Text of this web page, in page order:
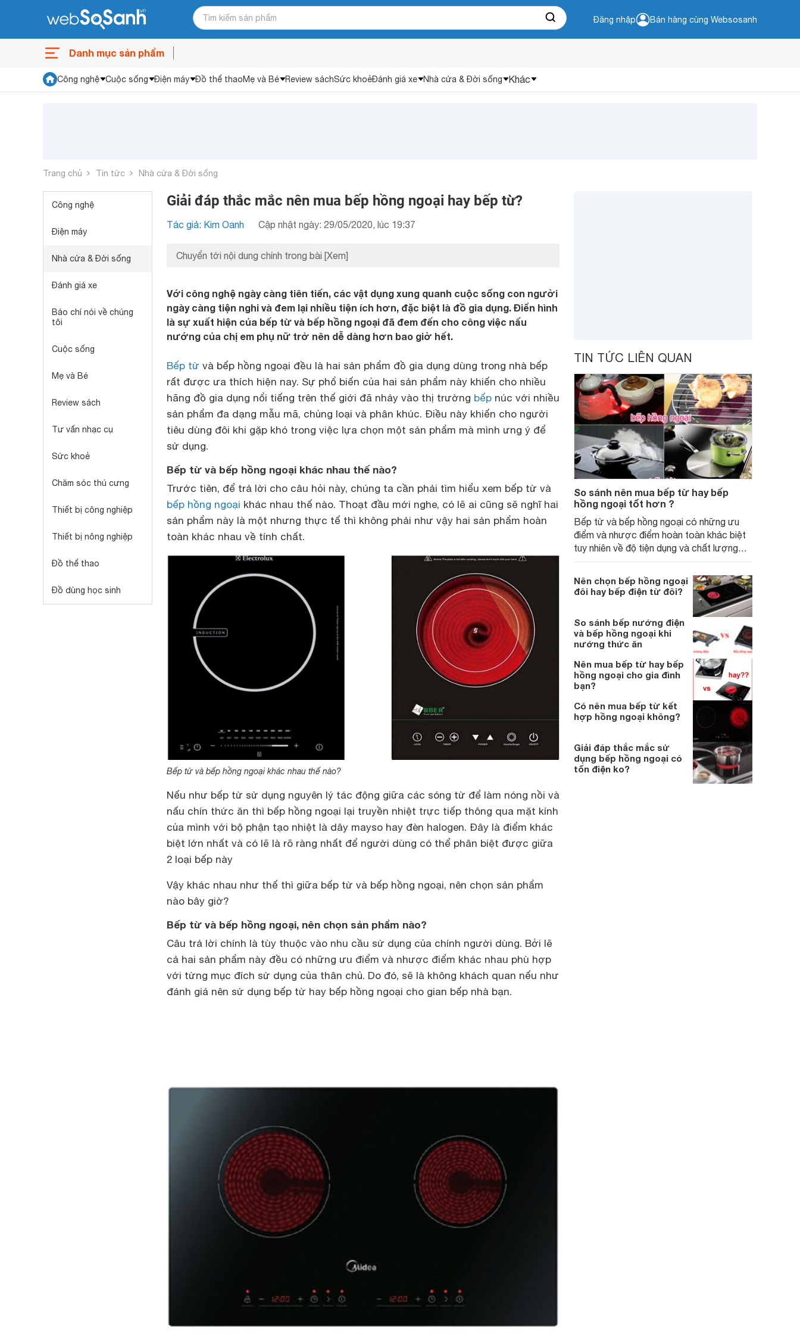
Đăng nhập Bán hàng cùng Websosanh
Danh mục sản phẩm
Công nghệ Cuộc sống Điện máy Đồ thể thaoMẹ và Bé Review sáchSức khoẻĐánh giá xe Nhà cửa & Đời sống Khác
Trang chủ Tin tức Nhà cửa & Đời sống
Công nghệ
Điện máy
Nhà cửa & Đời sống
Đánh giá xe
Báo chí nói về chúng
tôi
Cuộc sống
Mẹ và Bé
Review sách
Tư vấn nhạc cụ
Sức khoẻ
Chăm sóc thú cưng
Thiết bị công nghiệp
Thiết bị nông nghiệp
Đồ thể thao
Đồ dùng học sinh
Giải đáp thắc mắc nên mua bếp hồng ngoại hay bếp từ?
Tác giả: Kim Oanh Cập nhật ngày: 29/05/2020, lúc 19:37
Chuyển tới nội dung chính trong bài [Xem]
Với công nghệ ngày càng tiên tiến, các vật dụng xung quanh cuộc sống con người
ngày càng tiện nghi và đem lại nhiều tiện ích hơn, đặc biệt là đồ gia dụng. Điển hình
là sự xuất hiện của bếp từ và bếp hồng ngoại đã đem đến cho công việc nấu
nướng của chị em phụ nữ trở nên dễ dàng hơn bao giờ hết.
Bếp từ và bếp hồng ngoại đều là hai sản phẩm đồ gia dụng dùng trong nhà bếp
rất được ưa thích hiện nay. Sự phổ biến của hai sản phẩm này khiến cho nhiều
hãng đồ gia dụng nổi tiếng trên thế giới đã nhảy vào thị trường bếp núc với nhiều
sản phẩm đa dạng mẫu mã, chủng loại và phân khúc. Điều này khiến cho người
tiêu dùng đôi khi gặp khó trong việc lựa chọn một sản phẩm mà mình ưng ý để
sử dụng.
Bếp từ và bếp hồng ngoại khác nhau thế nào?
Trước tiên, để trả lời cho câu hỏi này, chúng ta cần phải tìm hiểu xem bếp từ và
bếp hồng ngoại khác nhau thế nào. Thoạt đầu mới nghe, có lẽ ai cũng sẽ nghĩ hai
sản phẩm này là một nhưng thực tế thì không phải như vậy hai sản phẩm hoàn
toàn khác nhau về tính chất.
Bếp từ và bếp hồng ngoại khác nhau thế nào?
Nếu như bếp từ sử dụng nguyên lý tác động giữa các sóng từ để làm nóng nồi và
nấu chín thức ăn thì bếp hồng ngoại lại truyền nhiệt trực tiếp thông qua mặt kính
của mình với bộ phận tạo nhiệt là dây mayso hay đèn halogen. Đây là điểm khác
biệt lớn nhất và có lẽ là rõ ràng nhất để người dùng có thể phân biệt được giữa
2 loại bếp này
Vậy khác nhau như thế thì giữa bếp từ và bếp hồng ngoại, nên chọn sản phẩm
nào bây giờ?
Bếp từ và bếp hồng ngoại, nên chọn sản phẩm nào?
Câu trả lời chính là tùy thuộc vào nhu cầu sử dụng của chính người dùng. Bởi lẽ
cả hai sản phẩm này đều có những ưu điểm và nhược điểm khác nhau phù hợp
với từng mục đích sử dụng của thân chủ. Do đó, sẽ là không khách quan nếu như
đánh giá nên sử dụng bếp từ hay bếp hồng ngoại cho gian bếp nhà bạn.
TIN TỨC LIÊN QUAN
So sánh nên mua bếp từ hay bếp
hồng ngoại tốt hơn ?
Bếp từ và bếp hồng ngoại có những ưu
điểm và nhược điểm hoàn toàn khác biệt
tuy nhiên về độ tiện dụng và chất lượng
không hề thua kém nhau giữa các sản
phẩm ngang giá, vậy nên chọn bếp từ hay
bếp hồng ngoại tốt hơn ?
Nên chọn bếp hồng ngoại
đôi hay bếp điện từ đôi?
So sánh bếp nướng điện
và bếp hồng ngoại khi
nướng thức ăn
Nên mua bếp từ hay bếp
hồng ngoại cho gia đình
bạn?
Có nên mua bếp từ kết
hợp hồng ngoại không?
Giải đáp thắc mắc sử
dụng bếp hồng ngoại có
tốn điện ko?